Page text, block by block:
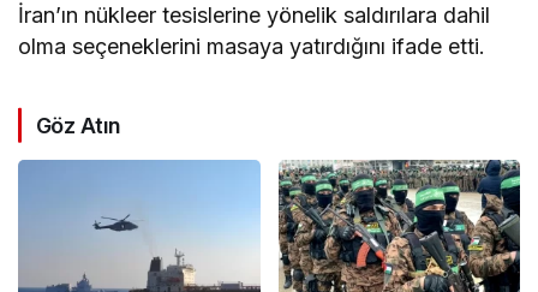
İran’ın nükleer tesislerine yönelik saldırılara dahil
olma seçeneklerini masaya yatırdığını ifade etti.
Göz Atın